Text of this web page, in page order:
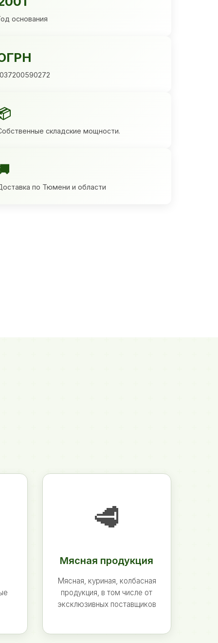
основания
складские мощности.
по Тюмени и области
🥩
Мясная продукция
Мясная, куриная, колбасная
продукция, в том числе от
эксклюзивных поставщиков